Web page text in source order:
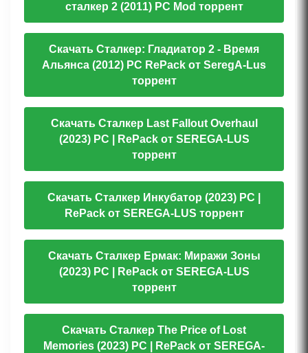
сталкер 2 (2011) PC Mod торрент
Скачать Сталкер: Гладиатор 2 - Время
Альянса (2012) PC RePack от SeregA-Lus
торрент
Скачать Сталкер Last Fallout Overhaul
(2023) PC | RePack от SEREGA-LUS
торрент
Скачать Сталкер Инкубатор (2023) PC |
RePack от SEREGA-LUS торрент
Скачать Сталкер Ермак: Миражи Зоны
(2023) PC | RePack от SEREGA-LUS
торрент
Скачать Сталкер The Price of Lost
Memories (2023) PC | RePack от SEREGA-